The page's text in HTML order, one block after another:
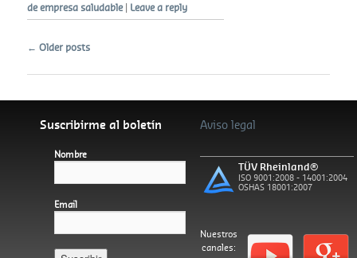
de empresa saludable | Leave a reply
Post navigation
← Older posts
Suscribirme al boletín
Nombre
Email
Aviso legal
TÜV Rheinland®
ISO 9001:2008 - 14001:2004
OSHAS 18001:2007
Nuestros
canales: